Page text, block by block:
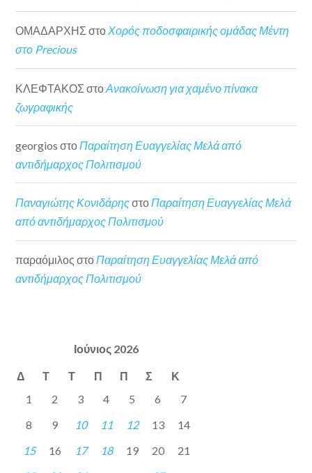
ΟΜΑΔΑΡΧΗΣ στοΧορός ποδοσφαιρικής ομάδας Μέντη
στο Precious
ΚΛΕΦΤΑΚΟΣ στοΑνακοίνωση για χαμένο πίνακα
ζωγραφικής
georgios στοΠαραίτηση Ευαγγελίας Μελά από
αντιδήμαρχος Πολιτισμού
Παναγιώτης ΚονιδάρηςστοΠαραίτηση Ευαγγελίας Μελά
από αντιδήμαρχος Πολιτισμού
παραόμιλος στοΠαραίτηση Ευαγγελίας Μελά από
αντιδήμαρχος Πολιτισμού
Ιούνιος 2026
Δ Τ Τ Π Π Σ Κ
1 2 3 4 5 6
7
8
9 10 11 12 13
14
15
16 17 18 19 20
21